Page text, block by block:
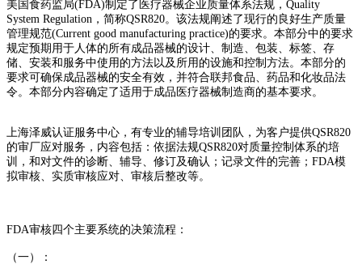
美国食药监局(FDA)制定了医疗器械企业质量体系法规，Quality
System Regulation，简称QSR820。该法规阐述了现行的良好生产质量
管理规范(Current good manufacturing practice)的要求。本部分中的要求
规定预期用于人体的所有成品器械的设计、制造、包装、标签、存
储、安装和服务中使用的方法以及所用的设施和控制方法。本部分的
要求可确保成品器械的安全有效，并符合联邦食品、药品和化妆品法
令。本部分内容确定了适用于成品医疗器械制造商的基本要求。
上海泽威认证服务中心，有专业的辅导培训团队，为客户提供QSR820
的审厂应对服务，内容包括：依据法规QSR820对质量控制体系的培
训，和对文件的诊断、辅导、修订及确认；记录文件的完善；FDA模
拟审核、实质审核应对、审核后整改等。
FDA审核四个主要系统的决策流程：
（一）：